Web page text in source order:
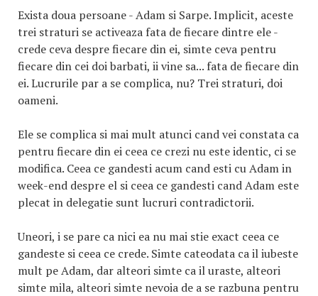
Exista doua persoane - Adam si Sarpe. Implicit, aceste
trei straturi se activeaza fata de fiecare dintre ele -
crede ceva despre fiecare din ei, simte ceva pentru
fiecare din cei doi barbati, ii vine sa... fata de fiecare din
ei. Lucrurile par a se complica, nu? Trei straturi, doi
oameni.
Ele se complica si mai mult atunci cand vei constata ca
pentru fiecare din ei ceea ce crezi nu este identic, ci se
modifica. Ceea ce gandesti acum cand esti cu Adam in
week-end despre el si ceea ce gandesti cand Adam este
plecat in delegatie sunt lucruri contradictorii.
Uneori, i se pare ca nici ea nu mai stie exact ceea ce
gandeste si ceea ce crede. Simte cateodata ca il iubeste
mult pe Adam, dar alteori simte ca il uraste, alteori
simte mila, alteori simte nevoia de a se razbuna pentru